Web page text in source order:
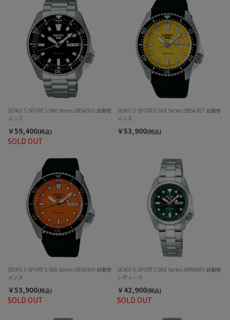
SOLD OUT
SEIKO 5 SPORTS SKX Series SBSA305 自動巻
メンズ
￥59,400(税込)
SEIKO 5 SPORTS SKX Series SBSA307 自動巻
メンズ
￥53,900(税込)
SOLD OUT
SEIKO 5 SPORTS SKX Series SBSA309 自動巻
メンズ
￥53,900(税込)
SOLD OUT
SEIKO 5 SPORTS SKX Series SRRA005 自動巻
レディース
￥42,900(税込)